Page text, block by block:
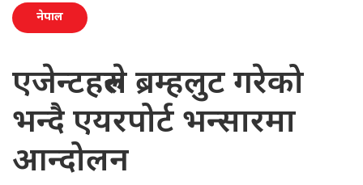
नेपाल
एजेन्टहरुले ब्रम्हलुट गरेको
भन्दै एयरपोर्ट भन्सारमा
आन्दोलन